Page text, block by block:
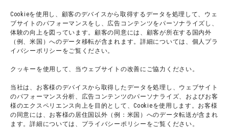
Cookieを使用し、顧客のデバイスから取得するデータを処理して、ウェ
ブサイトのパフォーマンスをし、広告コンテンツをパーソナライズし、
体験の向上を図っています。顧客の同意には、顧客が所在する国内外
（例、米国）へのデータ移転が含まれます。詳細については、個人プラ
イバシーポリシーをご覧ください。
クッキーを使用して、当ウェブサイトの改善にご協力ください。
当社は、お客様のデバイスから取得したデータを処理し、ウェブサイト
のパフォーマンス分析、広告コンテンツのパーソナライズ、およびお客
様のエクスペリエンス向上を目的として、Cookieを使用します。お客様
の同意には、お客様の居住国以外（例：米国）へのデータ転送が含まれ
ます。詳細については、プライバシーポリシーをご覧ください。
団体利用について
お問い合わせ
利用規約
プライバシーポリシー
メディア掲載実績
会社概要
スタッフ募集